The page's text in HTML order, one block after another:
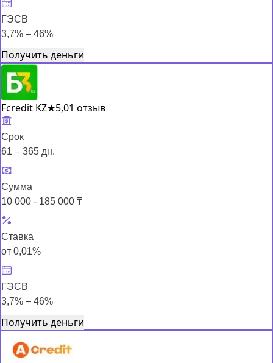
ГЭСВ
3,7% – 46%
Получить деньги
Fcredit KZ★5,01 отзыв
Срок
61 – 365 дн.
Сумма
10 000 - 185 000 ₸
Ставка
от 0,01%
ГЭСВ
3,7% – 46%
Получить деньги